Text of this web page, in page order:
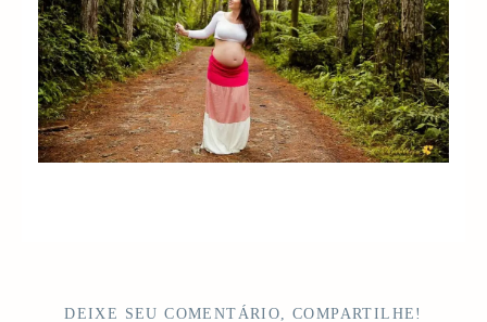
DEIXE SEU COMENTÁRIO, COMPARTILHE!